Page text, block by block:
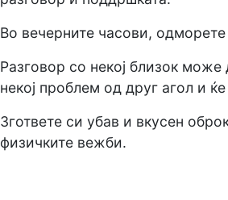
Во вечерните часови,
Разговор со некој близок
некој проблем од друг агол и
Згответе си убав и вкусен
физичките вежби.